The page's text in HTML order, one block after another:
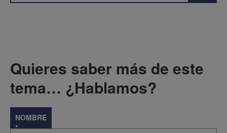
Quieres saber más de este
tema… ¿Hablamos?
NOMBRE
*